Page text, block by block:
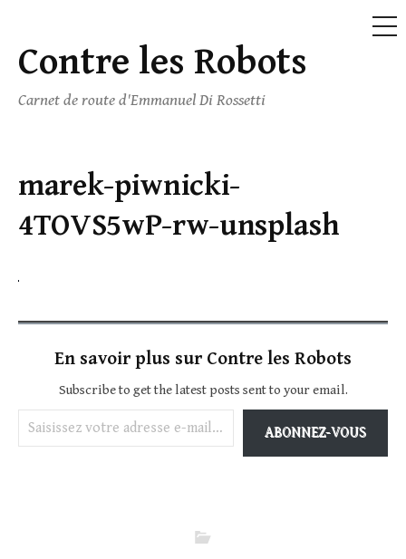
Skip
to
content
Contre les Robots
Carnet de route d'Emmanuel Di Rossetti
marek-piwnicki-
4TOVS5wP-rw-unsplash
En savoir plus sur Contre les Robots
Subscribe to get the latest posts sent to your email.
Saisissez votre adresse e-mail…
ABONNEZ-VOUS